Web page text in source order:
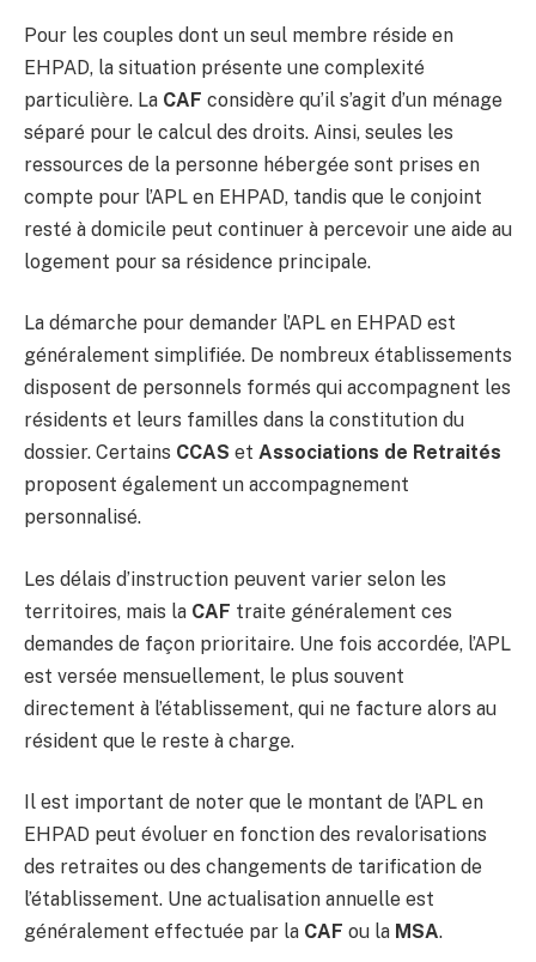
Pour les couples dont un seul membre réside en
EHPAD, la situation présente une complexité
particulière. La CAF considère qu’il s’agit d’un ménage
séparé pour le calcul des droits. Ainsi, seules les
ressources de la personne hébergée sont prises en
compte pour l’APL en EHPAD, tandis que le conjoint
resté à domicile peut continuer à percevoir une aide au
logement pour sa résidence principale.
La démarche pour demander l’APL en EHPAD est
généralement simplifiée. De nombreux établissements
disposent de personnels formés qui accompagnent les
résidents et leurs familles dans la constitution du
dossier. Certains CCAS et Associations de Retraités
proposent également un accompagnement
personnalisé.
Les délais d’instruction peuvent varier selon les
territoires, mais la CAF traite généralement ces
demandes de façon prioritaire. Une fois accordée, l’APL
est versée mensuellement, le plus souvent
directement à l’établissement, qui ne facture alors au
résident que le reste à charge.
Il est important de noter que le montant de l’APL en
EHPAD peut évoluer en fonction des revalorisations
des retraites ou des changements de tarification de
l’établissement. Une actualisation annuelle est
généralement effectuée par la CAF ou la MSA.